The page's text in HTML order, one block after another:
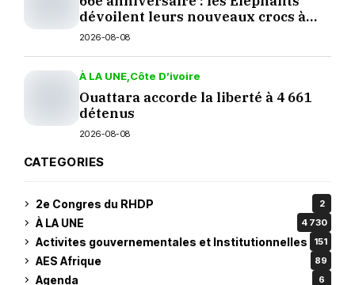
dévoilent leurs nouveaux crocs à
Yopougon
2026-08-08
À LA UNE Côte D’ivoire
Ouattara accorde la liberté à 4 661
détenus
2026-08-08
CATEGORIES
2e Congres du RHDP 2
À LA UNE 4 730
Activites gouvernementales et Institutionnelles 151
AES Afrique 89
Agenda 6